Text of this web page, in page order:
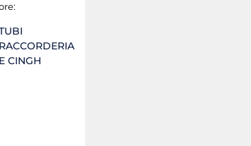
RACCORDERIA
E CINGH